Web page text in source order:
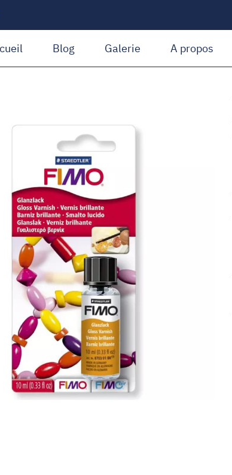
Blog Galerie A propos